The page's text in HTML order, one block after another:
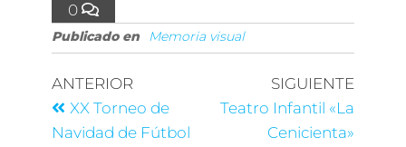
0
Publicado en Memoria visual
ANTERIOR
XX Torneo de
Navidad de Fútbol
SIGUIENTE
Teatro Infantil «La
Cenicienta»